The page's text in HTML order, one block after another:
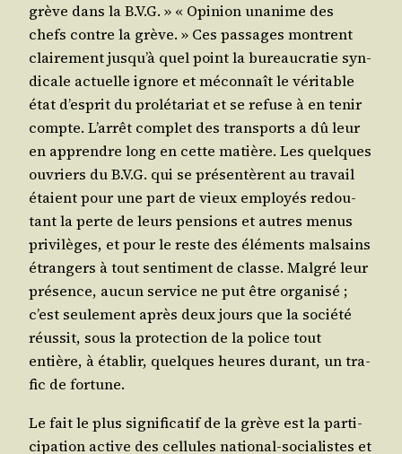
grève dans la B.V.G. » « Opi­nion una­nime des
chefs contre la grève. » Ces pas­sages montrent
clai­re­ment jus­qu’à quel point la bureau­cra­tie syn­
di­cale actuelle ignore et mécon­naît le véri­table
état d’es­prit du pro­lé­ta­riat et se refuse à en tenir
compte. L’ar­rêt com­plet des trans­ports a dû leur
en apprendre long en cette matière. Les quelques
ouvriers du B.V.G. qui se pré­sen­tèrent au tra­vail
étaient pour une part de vieux employés redou­
tant la perte de leurs pen­sions et autres menus
pri­vi­lèges, et pour le reste des élé­ments mal­sains
étran­gers à tout sen­ti­ment de classe. Mal­gré leur
pré­sence, aucun ser­vice ne put être orga­ni­sé ;
c’est seule­ment après deux jours que la socié­té
réus­sit, sous la pro­tec­tion de la police tout
entière, à éta­blir, quelques heures durant, un tra­
fic de fortune.
Le fait le plus signi­fi­ca­tif de la grève est la par­ti­
ci­pa­tion active des cel­lules natio­nal-socia­listes et